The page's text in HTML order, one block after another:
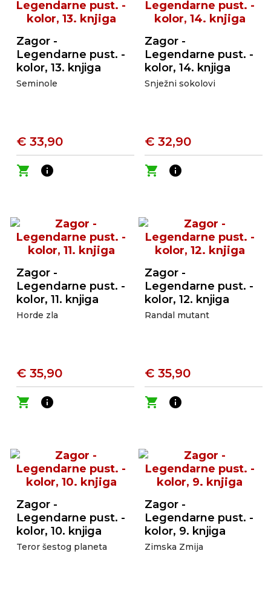
Zagor -
Legendarne pust. -
kolor, 13. knjiga
Seminole
€ 33,90
shopping_cart
info
Zagor -
Legendarne pust. -
kolor, 14. knjiga
Snježni sokolovi
€ 32,90
shopping_cart
info
Zagor -
Legendarne pust. -
kolor, 11. knjiga
Horde zla
€ 35,90
shopping_cart
info
Zagor -
Legendarne pust. -
kolor, 12. knjiga
Randal mutant
€ 35,90
shopping_cart
info
Zagor -
Legendarne pust. -
kolor, 10. knjiga
Teror šestog planeta
Zagor -
Legendarne pust. -
kolor, 9. knjiga
Zimska Zmija